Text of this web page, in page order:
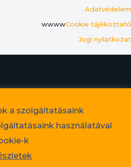
a szolgáltatásaink
használatával
k
Adatvédelem
wwwwCookie tájékoztató
Jogi nyilatkozat
Adatvédelem
Cookie tájékoztató